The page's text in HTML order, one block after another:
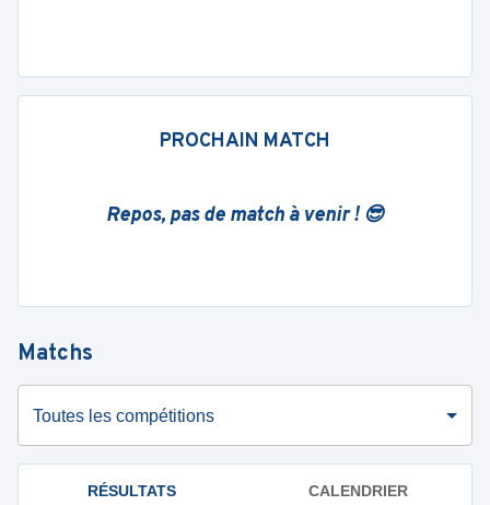
PROCHAIN MATCH
Repos, pas de match à venir ! 😎
Matchs
Toutes les compétitions
RÉSULTATS CALENDRIER